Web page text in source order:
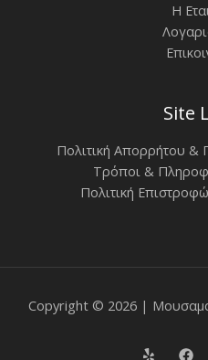
Η
Site
Πολιτική Απορρήτου
Τρόποι &
Πολιτική
Copyright © 2026 |